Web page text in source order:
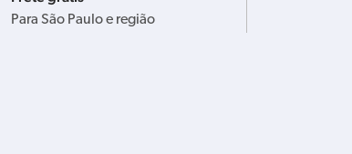
Para São Paulo e região